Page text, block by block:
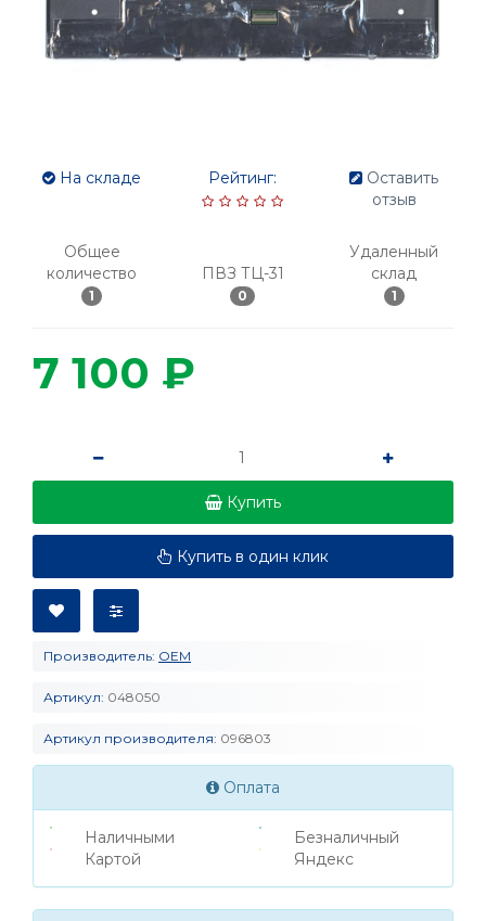
На складе
Общее
количество
1
Рейтинг:
ПВЗ ТЦ-31
0
Оставить
отзыв
Удаленный
склад
1
7 100 ₽
Купить
Купить в один клик
Производитель: OEM
Артикул: 048050
Артикул производителя: 096803
Оплата
Наличными
Картой
Безналичный
Яндекс